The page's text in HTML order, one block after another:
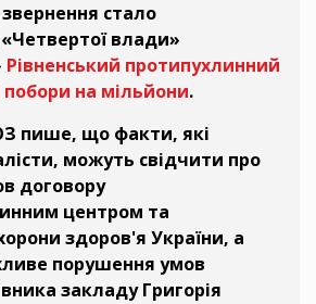
стало
влади»
Рівненський протипухлинний
побори на мільйони.
пише, що факти, які
можуть свідчити про
договору
центром та
здоров'я України, а
порушення умов
закладу Григорія